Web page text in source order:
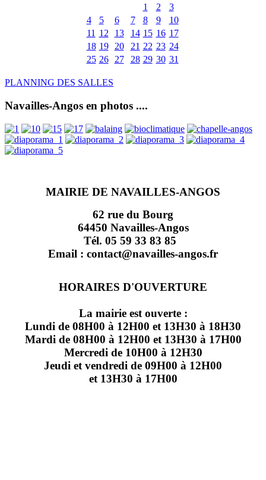
1
2
3
4
5 6 7 8 9
10
11 12 13 14 15 16 17
18 19 20 21 22 23 24
25 26 27 28 29 30 31
PLANNING DES SALLES
Navailles-Angos en photos ....
MAIRIE DE NAVAILLES-ANGOS
62 rue du Bourg
64450 Navailles-Angos
Tél. 05 59 33 83 85
Email : contact@navailles-angos.fr
HORAIRES D'OUVERTURE
La mairie est ouverte :
Lundi de 08H00 à 12H00 et 13H30 à 18H30
Mardi de 08H00 à 12H00 et 13H30 à 17H00
Mercredi de 10H00 à 12H30
Jeudi et vendredi de 09H00 à 12H00
et 13H30 à 17H00